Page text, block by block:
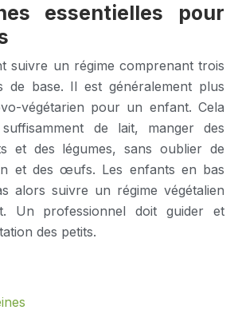
essentielles pour
suivre un régime comprenant trois
de base. Il est généralement plus
végétarien pour un enfant. Cela
de lait, manger des
et des légumes, sans oublier de
et des œufs. Les enfants en bas
alors suivre un régime végétalien
Un professionnel doit guider et
des petits.